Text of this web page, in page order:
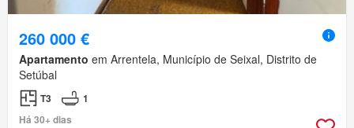
260 000 €
Apartamento em Arrentela, Município de Seixal, Distrito de
Setúbal
T3
1
Há 30+ dias